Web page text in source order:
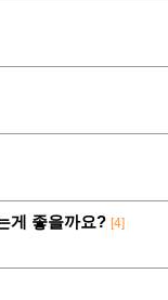
게 좋을까요? [4]